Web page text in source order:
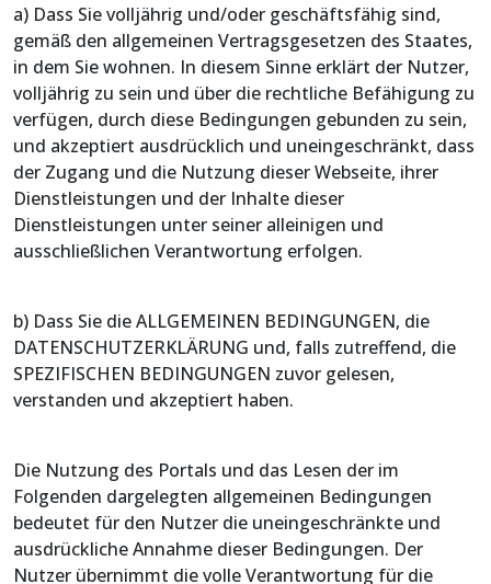
a) Dass Sie volljährig und/oder geschäftsfähig sind,
gemäß den allgemeinen Vertragsgesetzen des Staates,
in dem Sie wohnen. In diesem Sinne erklärt der Nutzer,
volljährig zu sein und über die rechtliche Befähigung zu
verfügen, durch diese Bedingungen gebunden zu sein,
und akzeptiert ausdrücklich und uneingeschränkt, dass
der Zugang und die Nutzung dieser Webseite, ihrer
Dienstleistungen und der Inhalte dieser
Dienstleistungen unter seiner alleinigen und
ausschließlichen Verantwortung erfolgen.
b) Dass Sie die ALLGEMEINEN BEDINGUNGEN, die
DATENSCHUTZERKLÄRUNG und, falls zutreffend, die
SPEZIFISCHEN BEDINGUNGEN zuvor gelesen,
verstanden und akzeptiert haben.
Die Nutzung des Portals und das Lesen der im
Folgenden dargelegten allgemeinen Bedingungen
bedeutet für den Nutzer die uneingeschränkte und
ausdrückliche Annahme dieser Bedingungen. Der
Nutzer übernimmt die volle Verantwortung für die